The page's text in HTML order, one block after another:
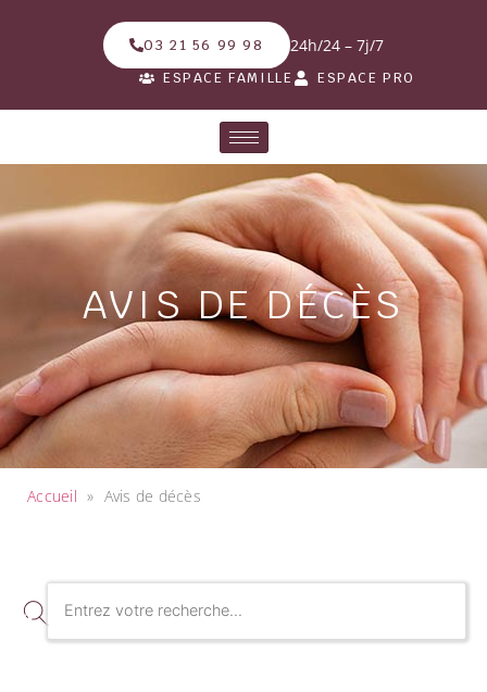
03 21 56 99 98 24h/24 – 7j/7
ESPACE FAMILLE ESPACE PRO
AVIS DE DÉCÈS
Accueil » Avis de décès